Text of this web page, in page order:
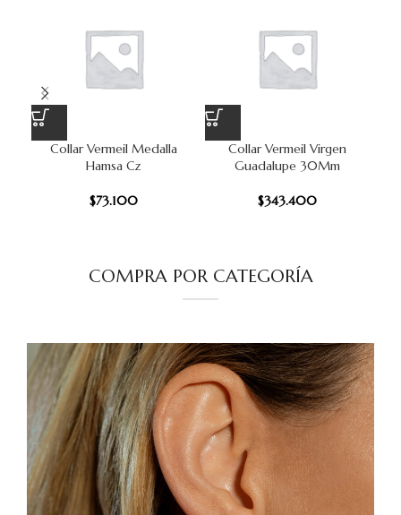
Collar Vermeil Medalla
Hamsa Cz
$73.100
Collar Vermeil Virgen
Guadalupe 30Mm
$343.400
COMPRA POR CATEGORÍA